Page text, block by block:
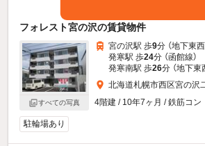
フォレスト宮の沢の賃貸物件
すべての写真
宮の沢駅 歩9分 （地下東西
発寒駅 歩24分 （函館線）
発寒南駅 歩26分 （地下東
北海道札幌市西区宮の沢
4階建 / 10年7ヶ月 / 鉄筋コン
駐輪場あり